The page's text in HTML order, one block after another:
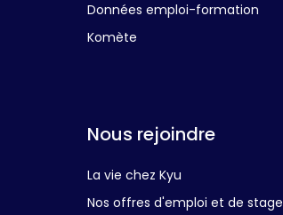
Données emploi-formation
Komète
Nous rejoindre
La vie chez Kyu
Nos offres d'emploi et de stage